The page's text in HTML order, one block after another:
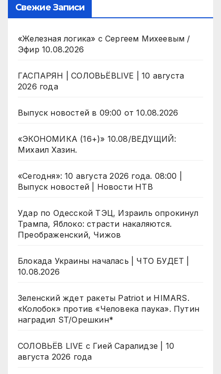
Свежие Записи
«Железная логика» с Сергеем Михеевым /
Эфир 10.08.2026
ГАСПАРЯН | СОЛОВЬЁВLIVE | 10 августа
2026 года
Выпуск новостей в 09:00 от 10.08.2026
«ЭКОНОМИКА (16+)» 10.08/ВЕДУЩИЙ:
Михаил Хазин.
«Сегодня»: 10 августа 2026 года. 08:00 |
Выпуск новостей | Новости НТВ
Удар по Одесской ТЭЦ, Израиль опрокинул
Трампа, Яблоко: страсти накаляются.
Преображенский, Чижов
Блокада Украины началась | ЧТО БУДЕТ |
10.08.2026
Зеленский ждет ракеты Patriot и HIMARS.
«Колобок» против «Человека паука». Путин
наградил ST/Орешкин*
СОЛОВЬЁВ LIVE с Гией Саралидзе | 10
августа 2026 года